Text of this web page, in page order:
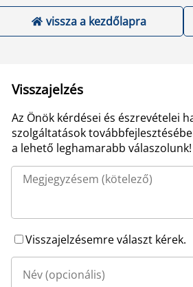
vissza a kezdőlapra
Visszajelzés
Az Önök kérdései és észrevételei
szolgáltatások
a lehető leghamarabb válaszolunk!
Visszajelzésemre választ kérek.